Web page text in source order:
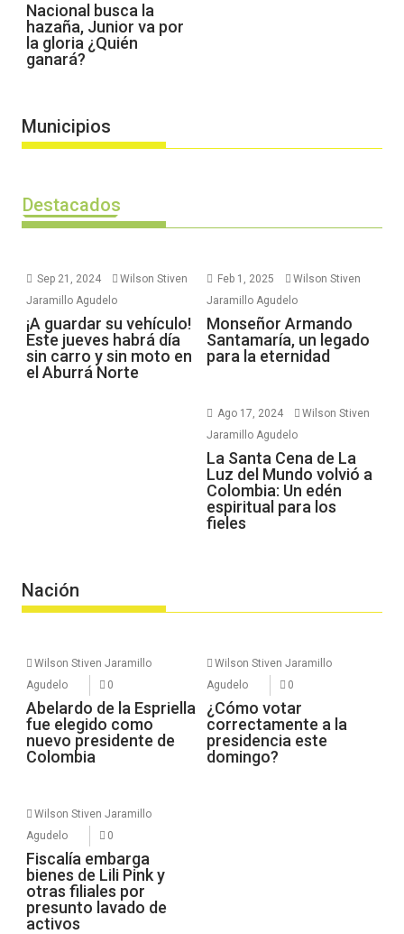
Nacional busca la
hazaña, Junior va por
la gloria ¿Quién
ganará?
Municipios
Destacados
Sep 21, 2024
Wilson Stiven
Jaramillo Agudelo
¡A guardar su vehículo!
Este jueves habrá día
sin carro y sin moto en
el Aburrá Norte
Feb 1, 2025
Wilson Stiven
Jaramillo Agudelo
Monseñor Armando
Santamaría, un legado
para la eternidad
Ago 17, 2024
Wilson Stiven
Jaramillo Agudelo
La Santa Cena de La
Luz del Mundo volvió a
Colombia: Un edén
espiritual para los
fieles
Nación
Wilson Stiven Jaramillo
Agudelo
0
Abelardo de la Espriella
fue elegido como
nuevo presidente de
Colombia
Wilson Stiven Jaramillo
Agudelo
0
¿Cómo votar
correctamente a la
presidencia este
domingo?
Wilson Stiven Jaramillo
Agudelo
0
Fiscalía embarga
bienes de Lili Pink y
otras filiales por
presunto lavado de
activos